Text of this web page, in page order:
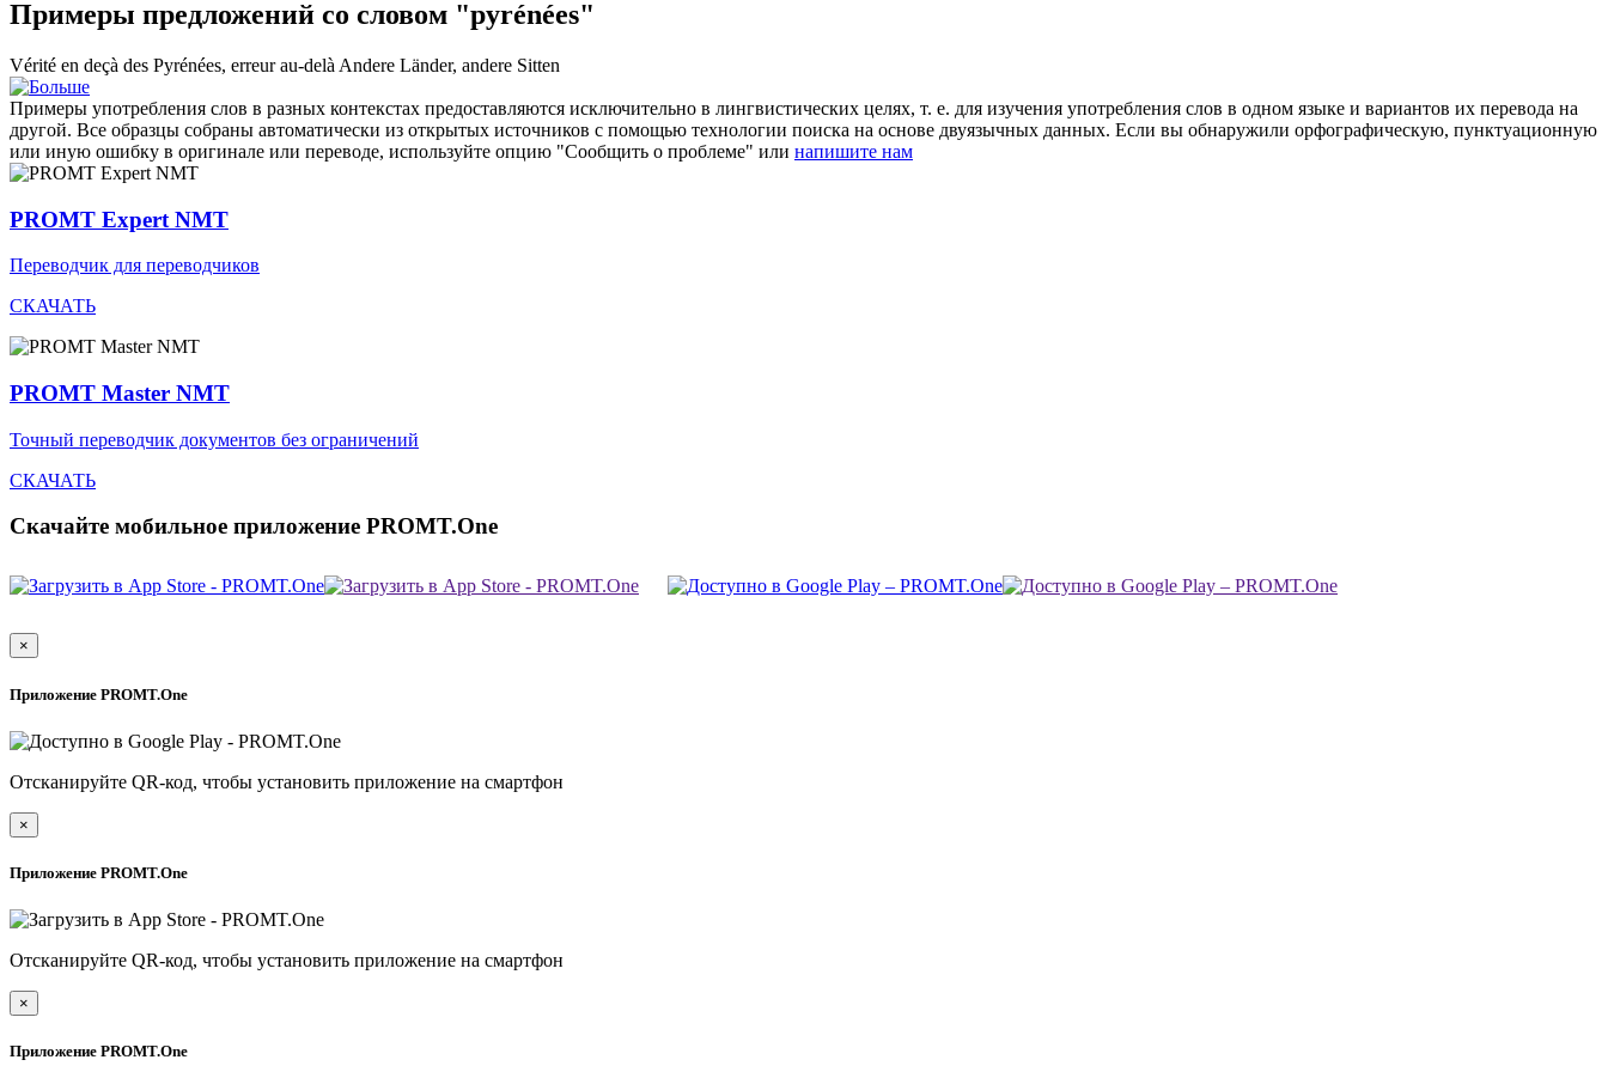
Примеры предложений со словом "pyrénées"
Vérité en deçà des Pyrénées, erreur au-delà Andere Länder, andere Sitten
Примеры употребления слов в разных контекстах предоставляются исключительно в лингвистических целях, т. е. для изучения употребления слов в одном языке и вариантов их перевода на
другой. Все образцы собраны автоматически из открытых источников с помощью технологии поиска на основе двуязычных данных. Если вы обнаружили орфографическую, пунктуационную
или иную ошибку в оригинале или переводе, используйте опцию "Сообщить о проблеме" или напишите нам
PROMT Expert NMT
Переводчик для переводчиков
СКАЧАТЬ
PROMT Master NMT
Точный переводчик документов без ограничений
СКАЧАТЬ
Скачайте мобильное приложение PROMT.One
×
Приложение PROMT.One
Отсканируйте QR-код, чтобы установить приложение на смартфон
×
Приложение PROMT.One
Отсканируйте QR-код, чтобы установить приложение на смартфон
×
Приложение PROMT.One